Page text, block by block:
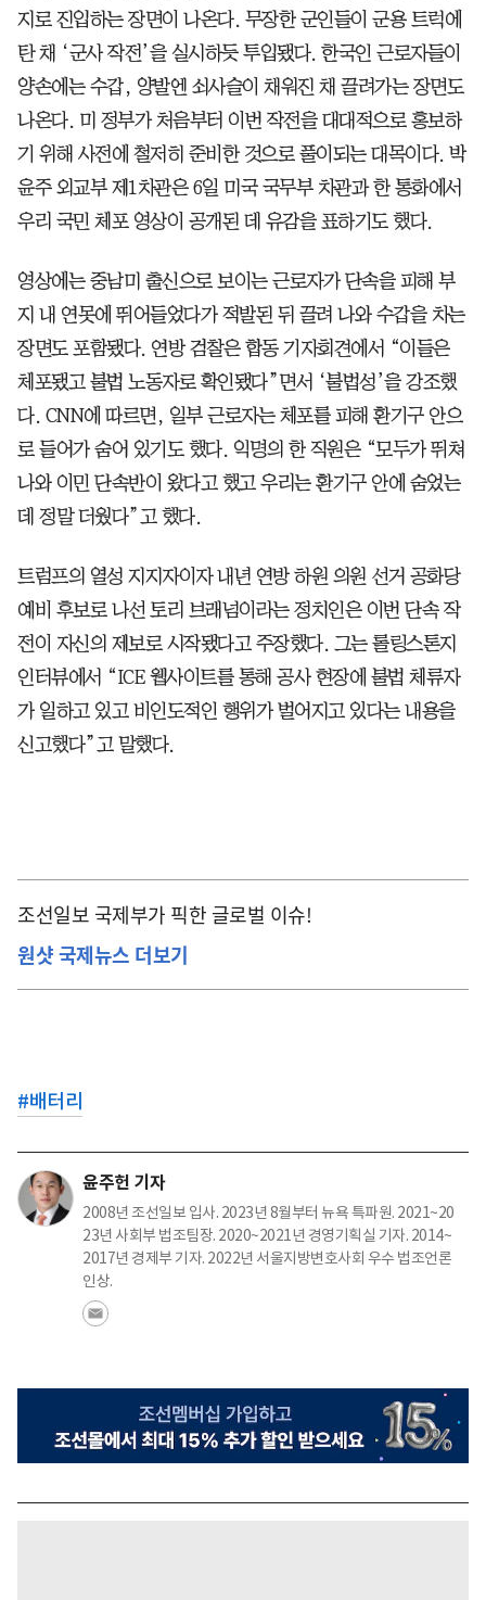
지로 진입하는 장면이 나온다. 무장한 군인들이 군용 트럭에
탄 채 ‘군사 작전’을 실시하듯 투입됐다. 한국인 근로자들이
양손에는 수갑, 양발엔 쇠사슬이 채워진 채 끌려가는 장면도
나온다. 미 정부가 처음부터 이번 작전을 대대적으로 홍보하
기 위해 사전에 철저히 준비한 것으로 풀이되는 대목이다. 박
윤주 외교부 제1차관은 6일 미국 국무부 차관과 한 통화에서
우리 국민 체포 영상이 공개된 데 유감을 표하기도 했다.
영상에는 중남미 출신으로 보이는 근로자가 단속을 피해 부
지 내 연못에 뛰어들었다가 적발된 뒤 끌려 나와 수갑을 차는
장면도 포함됐다. 연방 검찰은 합동 기자회견에서 “이들은
체포됐고 불법 노동자로 확인됐다”면서 ‘불법성’을 강조했
다. CNN에 따르면, 일부 근로자는 체포를 피해 환기구 안으
로 들어가 숨어 있기도 했다. 익명의 한 직원은 “모두가 뛰쳐
나와 이민 단속반이 왔다고 했고 우리는 환기구 안에 숨었는
데 정말 더웠다”고 했다.
트럼프의 열성 지지자이자 내년 연방 하원 의원 선거 공화당
예비 후보로 나선 토리 브래넘이라는 정치인은 이번 단속 작
전이 자신의 제보로 시작됐다고 주장했다. 그는 롤링스톤지
인터뷰에서 “ICE 웹사이트를 통해 공사 현장에 불법 체류자
가 일하고 있고 비인도적인 행위가 벌어지고 있다는 내용을
신고했다”고 말했다.
조선일보 국제부가 픽한 글로벌 이슈!
원샷 국제뉴스 더보기
#배터리
윤주헌 기자
2008년 조선일보 입사. 2023년 8월부터 뉴욕 특파원. 2021~20
23년 사회부 법조팀장. 2020~2021년 경영기획실 기자. 2014~
2017년 경제부 기자. 2022년 서울지방변호사회 우수 법조언론
인상.